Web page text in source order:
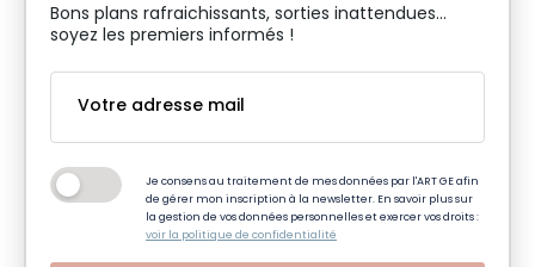
Bons plans rafraichissants, sorties inattendues…
soyez les premiers informés !
Je consens au traitement de mes données par l'ART GE afin
de gérer mon inscription à la newsletter. En savoir plus sur
la gestion de vos données personnelles et exercer vos droits :
voir la politique de confidentialité